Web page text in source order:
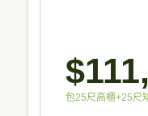
包25尺高櫃+25尺